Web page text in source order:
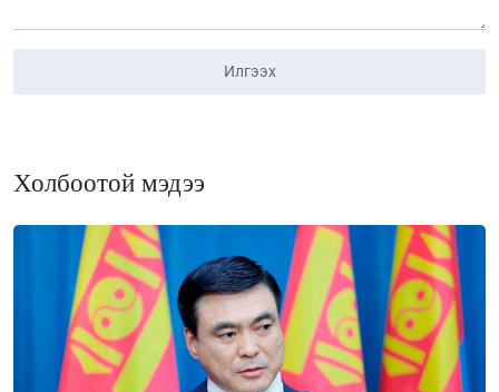
Илгээх
Холбоотой мэдээ